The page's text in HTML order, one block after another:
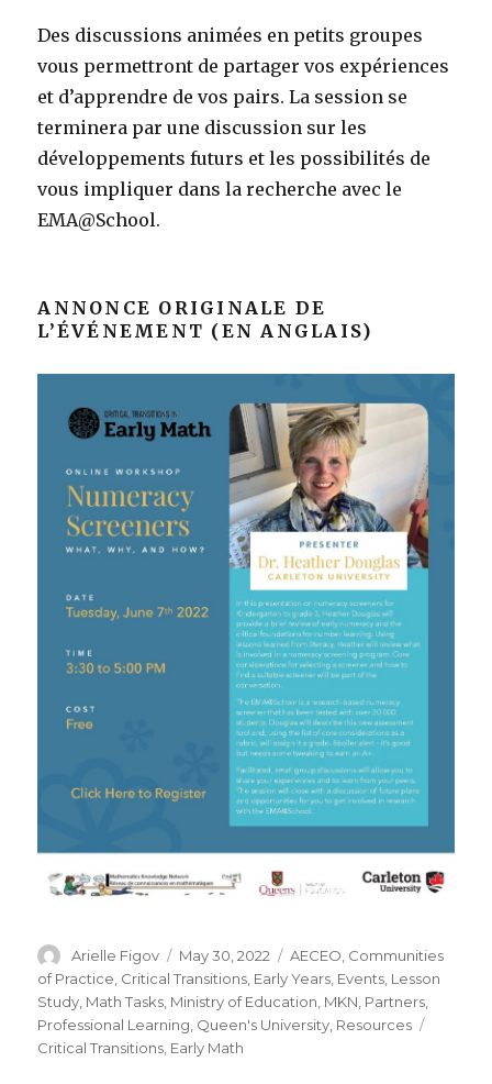
Des discussions animées en petits groupes
vous permettront de partager vos expériences
et d’apprendre de vos pairs. La session se
terminera par une discussion sur les
développements futurs et les possibilités de
vous impliquer dans la recherche avec le
EMA@School.
ANNONCE ORIGINALE DE
L’ÉVÉNEMENT (EN ANGLAIS)
Author
Arielle Figov
Posted
on
May 30, 2022 Categories
AECEO Communities
of Practice Critical Transitions Early Years Events Lesson
Study Math Tasks Ministry of Education MKN Partners
Professional Learning Queen's University Resources
Critical Transitions Early Math